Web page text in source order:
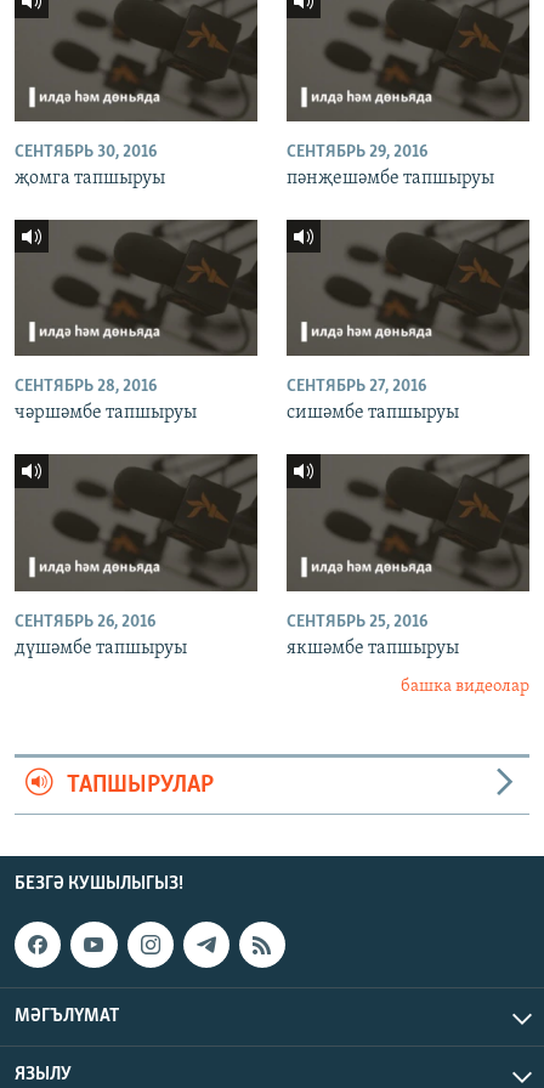
СЕНТЯБРЬ 30, 2016
җомга тапшыруы
СЕНТЯБРЬ 29, 2016
пәнҗешәмбе тапшыруы
СЕНТЯБРЬ 28, 2016
чәршәмбе тапшыруы
СЕНТЯБРЬ 27, 2016
сишәмбе тапшыруы
СЕНТЯБРЬ 26, 2016
дүшәмбе тапшыруы
СЕНТЯБРЬ 25, 2016
якшәмбе тапшыруы
башка видеолар
ТАПШЫРУЛАР
БЕЗГӘ КУШЫЛЫГЫЗ!
МӘГЪЛҮМАТ
ЯЗЫЛУ